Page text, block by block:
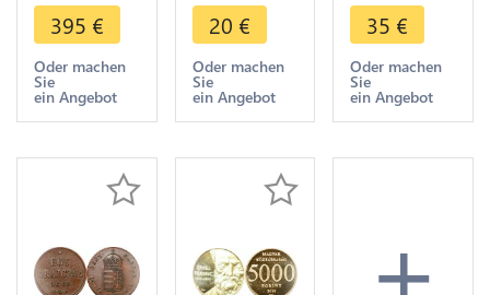
Taler Franz
II 1821
Wien Silver
goldplated
395 €
Oder machen
Sie
ein Angebot
Franz
Joseph
1915 KB
Silver SPL
FDC UNC !
20 €
Oder machen
Sie
ein Angebot
Miklós
Admiral
Horthy
1930 Silver
->Make
35 €
Oder machen
Sie
ein Angebot
+